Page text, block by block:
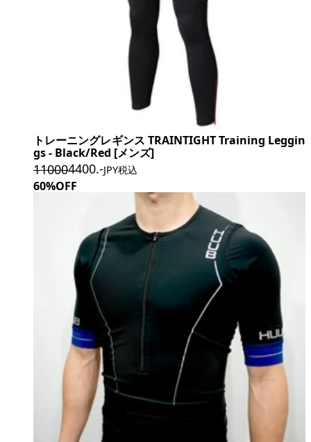
トレーニングレギンス TRAINTIGHT Training Leggin
gs - Black/Red [メンズ]
110004400.-JPY税込
60%OFF